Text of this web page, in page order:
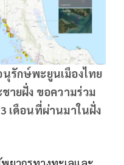
รักษ์พะยูนเมืองไทย
ายฝั่ง ขอความร่วม
เดือนที่ผ่านมาในฝั่ง